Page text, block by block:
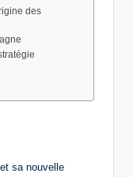
des
sa nouvelle